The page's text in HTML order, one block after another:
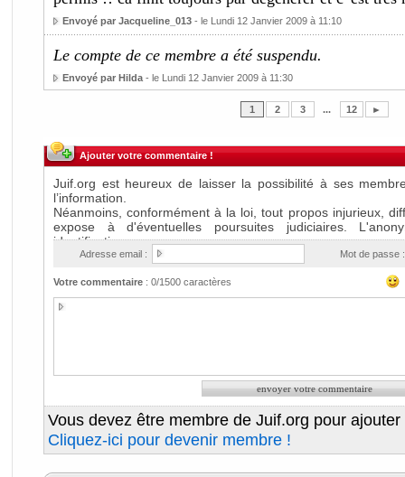
Envoyé par Jacqueline_013- le Lundi 12 Janvier 2009 à 11:10
Le compte de ce membre a été suspendu.
Envoyé par Hilda- le Lundi 12 Janvier 2009 à 11:30
1 2 3 ... 12 ►
Ajouter votre commentaire !
Adresse email : Mot de passe :
Votre commentaire: 0/1500 caractères
Vous devez être membre de Juif.org pour
Cliquez-ici pour devenir membre !